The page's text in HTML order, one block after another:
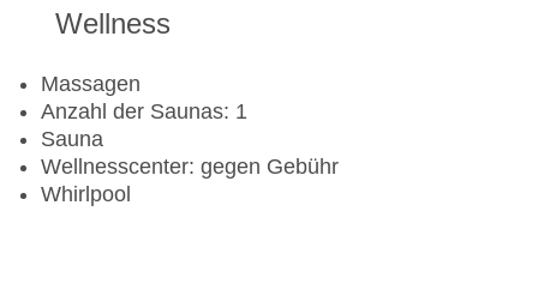
Wellness
Massagen
Anzahl der Saunas: 1
Sauna
Wellnesscenter: gegen Gebühr
Whirlpool